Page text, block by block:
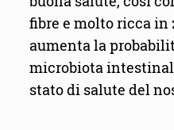
fibre e molto ricca
aumenta la
microbiota
stato di salute del